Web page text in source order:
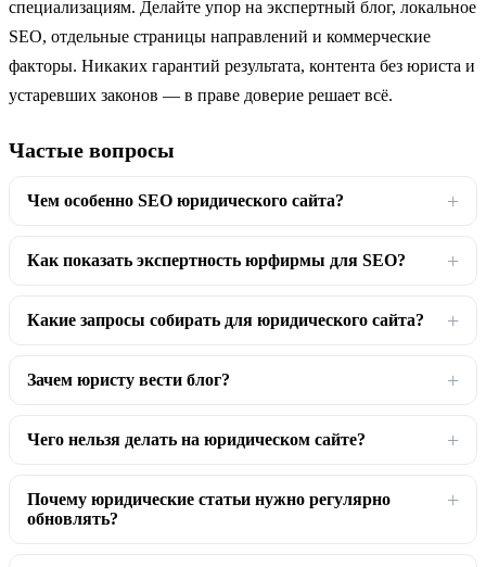
специализациям. Делайте упор на экспертный блог, локальное
SEO, отдельные страницы направлений и коммерческие
факторы. Никаких гарантий результата, контента без юриста и
устаревших законов — в праве доверие решает всё.
Частые вопросы
Чем особенно SEO юридического сайта?
Как показать экспертность юрфирмы для SEO?
Какие запросы собирать для юридического сайта?
Зачем юристу вести блог?
Чего нельзя делать на юридическом сайте?
Почему юридические статьи нужно регулярно
обновлять?